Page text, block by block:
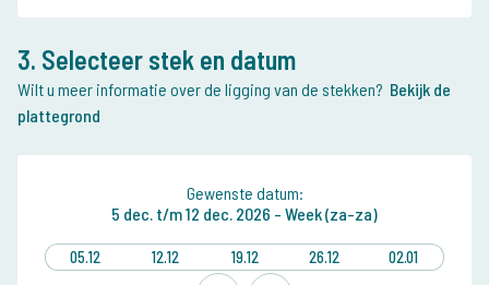
3. Selecteer stek en datum
Wilt u meer informatie over de ligging van de stekken? Bekijk de
plattegrond
Gewenste datum:
5 dec. t/m12 dec. 2026 - Week (za-za)
05.12 12.12 19.12 26.12 02.01